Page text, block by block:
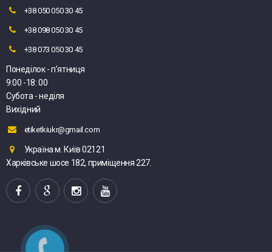
+38 050 050 30 45
+38 098 050 30 45
+38 073 050 30 45
Понеділок - п'ятниця
9:00 -18: 00
Субота - неділя
Вихідний
etiketkiukr@gmail.com
Україна м. Київ 02121
Харківське шосе 182, приміщення 227.